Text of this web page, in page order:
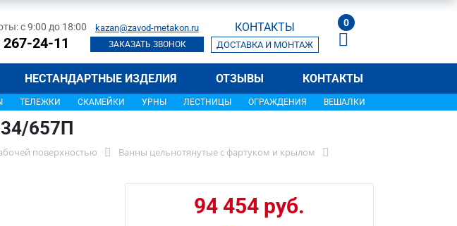
с 9:00 до 18:00
24-11
kazan@zavod-metakon.ru
ЗАКАЗАТЬ ЗВОНОК
КОНТАКТЫ
ДОСТАВКА И МОНТАЖ
0
НЕСТАНДАРТНЫЕ ИЗДЕЛИЯ ОТЗЫВЫ КОНТАКТЫ
ТЕЛЕЖКИ СКАМЕЙКИ УРНЫ ЛЕСТНИЦЫ ОГРАЖДЕНИЯ ВЕШАЛКИ
657П
поверхностью
Ванны цельнотянутые с фартуком и крылом
94 454 руб.